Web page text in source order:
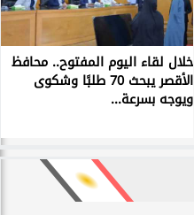
خلال لقاء اليوم المفتوح.. محافظ
الأقصر يبحث 70 طلبًا وشكوى
ويوجه بسرعة...